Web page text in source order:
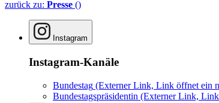
zurück zu: Presse ()
Instagram
Instagram-Kanäle
Bundestag (Externer Link, Link öffnet ein
Bundestagspräsidentin (Externer Link, Link